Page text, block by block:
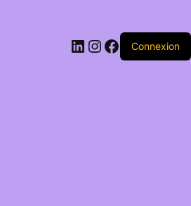
LinkedIn
Instagram
Facebook
Connexion